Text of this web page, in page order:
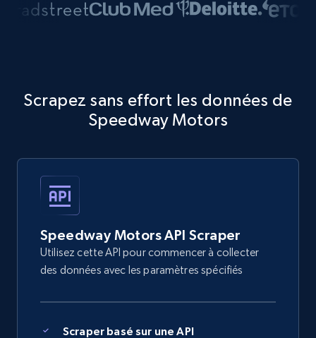
Scrapez sans effort les données de
Speedway Motors
Speedway Motors API Scraper
Utilisez cette API pour commencer à collecter
des données avec les paramètres spécifiés
Scraper basé sur une API